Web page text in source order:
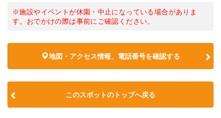
※施設やイベントが休園・中止になっている場合がありま
す。おでかけの際は事前にご確認ください。
地図・アクセス情報、電話番号を確認する
このスポットのトップへ戻る